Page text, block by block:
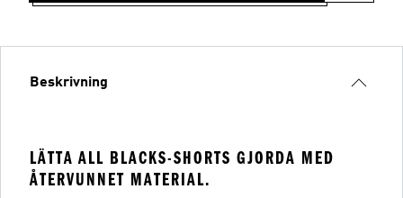
Beskrivning
LÄTTA ALL BLACKS-SHORTS GJORDA MED
ÅTERVUNNET MATERIAL.